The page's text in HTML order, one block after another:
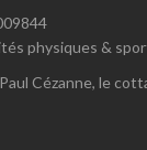
physiques &
Cézanne, le